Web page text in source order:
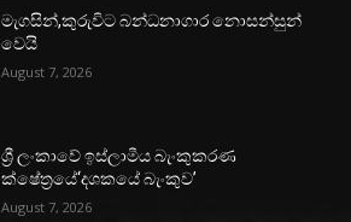
මැගසින්,කුරුවිට බන්ධනාගාර නොසන්සුන්
වෙයි
August 7, 2026
ශ්‍රී ලංකාවේ ඉස්ලාමීය බැංකුකරණ
ක්ෂේත්‍රයේ‘දශකයේ බැංකුව’
August 7, 2026